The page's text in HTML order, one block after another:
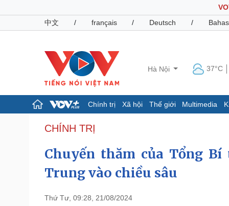
中文
/ français / Deutsch /
Hà Nội 37°C
Chính trị Xã hội Thế giới Multimedia
Chính trị
Tổ chức nhân sự
Quốc hội
Nhận diện sự thật
Dự báo thời tiết
Giáo dục
Dấu ấn VOV
CHÍNH TRỊ
Chuyến thăm của Tổng
Trung vào chiều sâu
Thứ Tư, 09:28, 21/08/2024